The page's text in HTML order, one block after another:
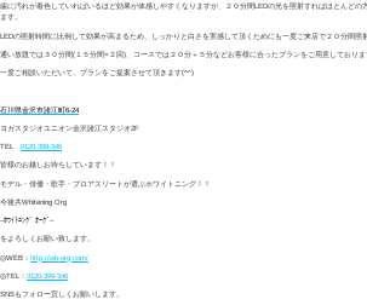
歯に汚れが着色していればいるほど効果が体感しやすくなりますが、２０分間LEDの光を照射すればほとんどの
ます。
LEDの照射時間に比例して効果が高まるため、しっかりと白さを実感して頂くためにも一度ご来店で２０分間照
通い放題では３０分間(１５分間×２回)、コースでは２０分＋５分などお客様に合ったプランをご用意しておりま
一度ご相談いただいて、プランをご提案させて頂きます(^^)
石川県金沢市諸江町6-24
ヨガスタジオユニオン金沢諸江スタジオ2F
TEL 0120-399-346
皆様のお越しお待ちしています！！
モデル・俳優・歌手・プロアスリートが選ぶホワイトニング！！
今後共Whitening Org
–ﾎﾜｲﾄﾆﾝｸﾞ ｵｰｸﾞ–
をよろしくお願い致します。
◎WEB ： http://wh-org.com/
◎TEL ： 0120-399-346
SNSもフォロー宜しくお願いします。